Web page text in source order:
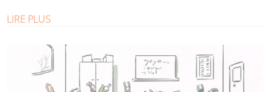
LIRE PLUS